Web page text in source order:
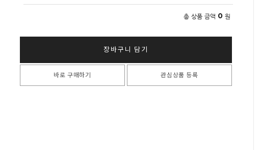
총 상품 금액 0 원
장바구니 담기
바로 구매하기 관심상품 등록